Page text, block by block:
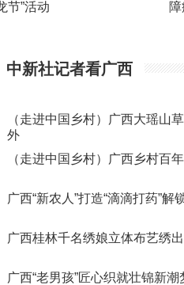
节”活动
中新社记者看广西
（走进中国乡村）广西大瑶山
外
（走进中国乡村）广西乡村百
广西“新农人”打造“滴滴打药”解
广西桂林千名绣娘立体布艺绣出
广西“老男孩”匠心织就壮锦新潮